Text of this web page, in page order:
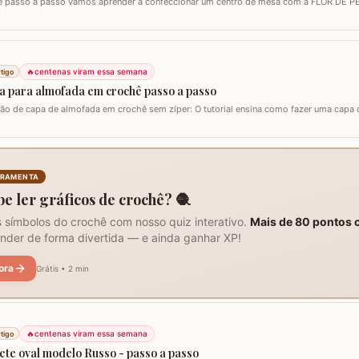
🔥centenas viram essa semana
para almofada em crochê passo a passo
de capa de almofada em crochê sem zíper: O tutorial ensina como fazer uma
ler gráficos de crochê? 🧶
símbolos do crochê com nosso quiz interativo. Mais de 80 pontos
de forma divertida — e ainda ganhar XP!
Grátis • 2 min
🔥centenas viram essa semana
oval modelo Russo - passo a passo